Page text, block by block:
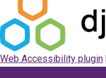
Web Accessibility plugin